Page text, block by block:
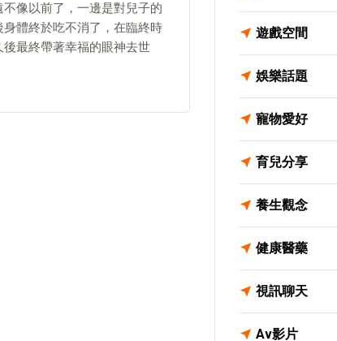
像以前了，一邊是對兒子的
體終於吃不消了，在臨終時
最終帶著幸福的眼神去世
遊戲空間
娛樂話題
寵物愛好
育兒分享
養生觀念
健康醫藥
視訊聊天
Av影片